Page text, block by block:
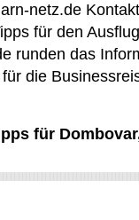
netz.de
für den
runden das
die
für